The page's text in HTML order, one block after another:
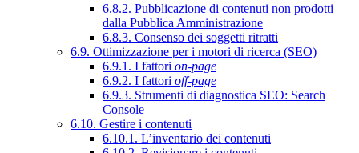
6.8.2. Pubblicazione di contenuti non prodotti
dalla Pubblica Amministrazione
6.8.3. Consenso dei soggetti ritratti
6.9. Ottimizzazione per i motori di ricerca (SEO)
6.9.1. I fattori on-page
6.9.2. I fattori off-page
6.9.3. Strumenti di diagnostica SEO: Search
Console
6.10. Gestire i contenuti
6.10.1. L’inventario dei contenuti